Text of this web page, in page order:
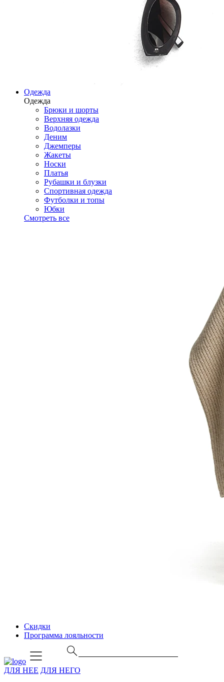
Одежда
Одежда
Брюки и шорты
Верхняя одежда
Водолазки
Деним
Джемперы
Жакеты
Носки
Платья
Рубашки и блузки
Спортивная одежда
Футболки и топы
Юбки
Смотреть все
Скидки
Программа лояльности
ДЛЯ НЕЕ ДЛЯ НЕГО